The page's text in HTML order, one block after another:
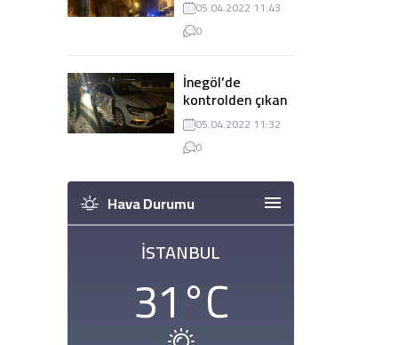
yaşanmasına
sebep oldu
05.04.2022 11:43
0
İnegöl’de
kontrolden çıkan
tır 2 otomobile
çarptı
05.04.2022 11:32
0
Hava Durumu
İSTANBUL
31°C